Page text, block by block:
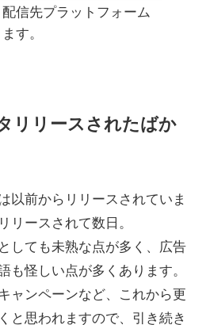
信先プラットフォーム
す。
リリースされたばか
以前からリリースされていま
リースされて数日。
しても未熟な点が多く、広告
も怪しい点が多くあります。
ャンペーンなど、これから更
と思われますので、引き続き